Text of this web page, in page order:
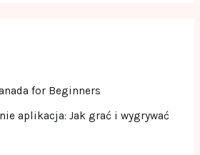
for Beginners
aplikacja: Jak grać i wygrywać